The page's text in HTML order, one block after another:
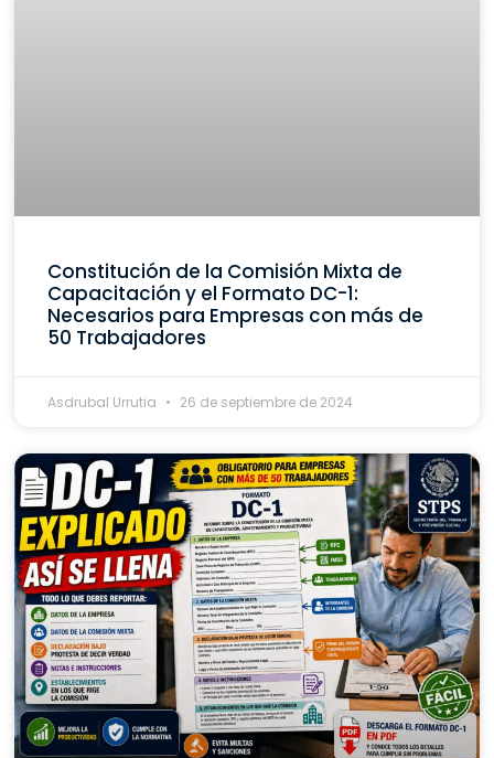
Constitución de la Comisión Mixta de
Capacitación y el Formato DC-1:
Necesarios para Empresas con más de
50 Trabajadores
Asdrubal Urrutia 26 de septiembre de 2024